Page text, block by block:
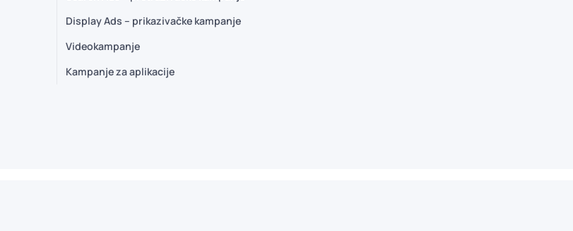
Display Ads – prikazivačke kampanje
Videokampanje
Kampanje za aplikacije